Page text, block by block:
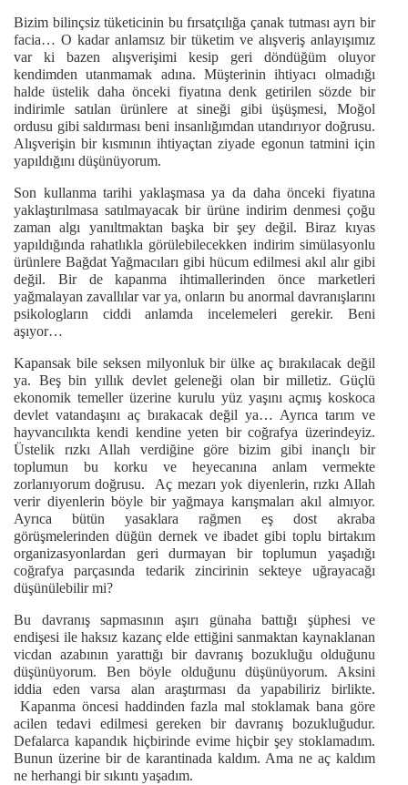
Bizim bilinçsiz tüketicinin bu fırsatçılığa çanak tutması ayrı bir
facia… O kadar anlamsız bir tüketim ve alışveriş anlayışımız
var ki bazen alışverişimi kesip geri döndüğüm oluyor
kendimden utanmamak adına. Müşterinin ihtiyacı olmadığı
halde üstelik daha önceki fiyatına denk getirilen sözde bir
indirimle satılan ürünlere at sineği gibi üşüşmesi, Moğol
ordusu gibi saldırması beni insanlığımdan utandırıyor doğrusu.
Alışverişin bir kısmının ihtiyaçtan ziyade egonun tatmini için
yapıldığını düşünüyorum.
Son kullanma tarihi yaklaşmasa ya da daha önceki fiyatına
yaklaştırılmasa satılmayacak bir ürüne indirim denmesi çoğu
zaman algı yanıltmaktan başka bir şey değil. Biraz kıyas
yapıldığında rahatlıkla görülebilecekken indirim simülasyonlu
ürünlere Bağdat Yağmacıları gibi hücum edilmesi akıl alır gibi
değil. Bir de kapanma ihtimallerinden önce marketleri
yağmalayan zavallılar var ya, onların bu anormal davranışlarını
psikologların ciddi anlamda incelemeleri gerekir. Beni
aşıyor…
Kapansak bile seksen milyonluk bir ülke aç bırakılacak değil
ya. Beş bin yıllık devlet geleneği olan bir milletiz. Güçlü
ekonomik temeller üzerine kurulu yüz yaşını açmış koskoca
devlet vatandaşını aç bırakacak değil ya… Ayrıca tarım ve
hayvancılıkta kendi kendine yeten bir coğrafya üzerindeyiz.
Üstelik rızkı Allah verdiğine göre bizim gibi inançlı bir
toplumun bu korku ve heyecanına anlam vermekte
zorlanıyorum doğrusu. Aç mezarı yok diyenlerin, rızkı Allah
verir diyenlerin böyle bir yağmaya karışmaları akıl almıyor.
Ayrıca bütün yasaklara rağmen eş dost akraba
görüşmelerinden düğün dernek ve ibadet gibi toplu birtakım
organizasyonlardan geri durmayan bir toplumun yaşadığı
coğrafya parçasında tedarik zincirinin sekteye uğrayacağı
düşünülebilir mi?
Bu davranış sapmasının aşırı günaha battığı şüphesi ve
endişesi ile haksız kazanç elde ettiğini sanmaktan kaynaklanan
vicdan azabının yarattığı bir davranış bozukluğu olduğunu
düşünüyorum. Ben böyle olduğunu düşünüyorum. Aksini
iddia eden varsa alan araştırması da yapabiliriz birlikte.
Kapanma öncesi haddinden fazla mal stoklamak bana göre
acilen tedavi edilmesi gereken bir davranış bozukluğudur.
Defalarca kapandık hiçbirinde evime hiçbir şey stoklamadım.
Bunun üzerine bir de karantinada kaldım. Ama ne aç kaldım
ne herhangi bir sıkıntı yaşadım.